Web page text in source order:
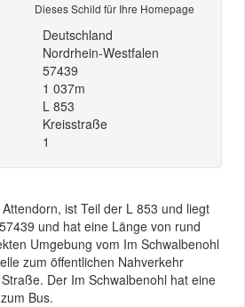
Dieses Schild für Ihre Homepage
Deutschland
Nordrhein-Westfalen
57439
1 037m
L 853
Kreisstraße
1
ist Teil der L 853 und liegt
und hat eine Länge von rund
Umgebung vom Im Schwalbenohl
zum öffentlichen Nahverkehr
Der Im Schwalbenohl hat eine
Bus.